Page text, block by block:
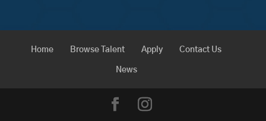
Home Browse Talent Apply Contact Us
News